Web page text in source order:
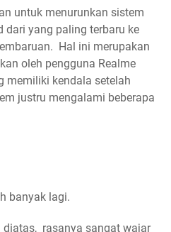
untuk menurunkan sistem
yang paling terbaru ke
Hal ini merupakan
oleh pengguna Realme
memiliki kendala setelah
justru mengalami beberapa
banyak lagi.
diatas, rasanya sangat wajar